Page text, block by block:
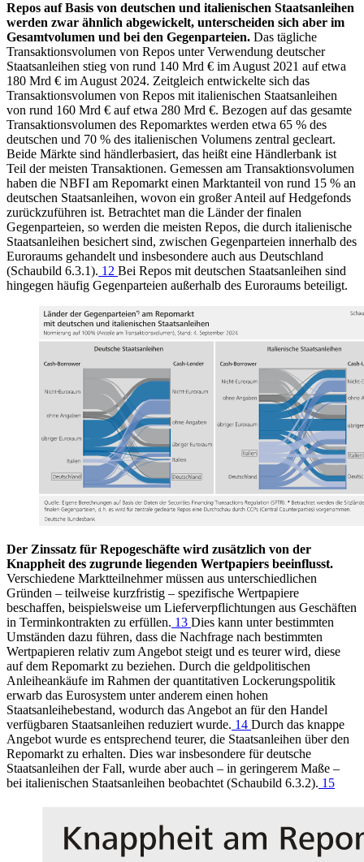
Repos auf Basis von deutschen und italienischen Staatsanleihen
werden zwar ähnlich abgewickelt, unterscheiden sich aber im
Gesamtvolumen und bei den Gegenparteien. Das tägliche
Transaktionsvolumen von Repos unter Verwendung deutscher
Staatsanleihen stieg von rund 140 Mrd € im August 2021 auf etwa
180 Mrd € im August 2024. Zeitgleich entwickelte sich das
Transaktionsvolumen von Repos mit italienischen Staatsanleihen
von rund 160 Mrd € auf etwa 280 Mrd €. Bezogen auf das gesamte
Transaktionsvolumen des Repomarktes werden etwa 65 % des
deutschen und 70 % des italienischen Volumens zentral gecleart.
Beide Märkte sind händlerbasiert, das heißt eine Händlerbank ist
Teil der meisten Transaktionen. Gemessen am Transaktionsvolumen
haben die NBFI am Repomarkt einen Marktanteil von rund 15 % an
deutschen Staatsanleihen, wovon ein großer Anteil auf Hedgefonds
zurückzuführen ist. Betrachtet man die Länder der finalen
Gegenparteien, so werden die meisten Repos, die durch italienische
Staatsanleihen besichert sind, zwischen Gegenparteien innerhalb des
Euroraums gehandelt und insbesondere auch aus Deutschland
(Schaubild 6.3.1). 12 Bei Repos mit deutschen Staatsanleihen sind
hingegen häufig Gegenparteien außerhalb des Euroraums beteiligt.
Der Zinssatz für Repogeschäfte wird zusätzlich von der
Knappheit des zugrunde liegenden Wertpapiers beeinflusst.
Verschiedene Marktteilnehmer müssen aus unterschiedlichen
Gründen – teilweise kurzfristig – spezifische Wertpapiere
beschaffen, beispielsweise um Lieferverpflichtungen aus Geschäften
in Terminkontrakten zu erfüllen. 13 Dies kann unter bestimmten
Umständen dazu führen, dass die Nachfrage nach bestimmten
Wertpapieren relativ zum Angebot steigt und es teurer wird, diese
auf dem Repomarkt zu beziehen. Durch die geldpolitischen
Anleiheankäufe im Rahmen der quantitativen Lockerungspolitik
erwarb das Eurosystem unter anderem einen hohen
Staatsanleihebestand, wodurch das Angebot an für den Handel
verfügbaren Staatsanleihen reduziert wurde. 14 Durch das knappe
Angebot wurde es entsprechend teurer, die Staatsanleihen über den
Repomarkt zu erhalten. Dies war insbesondere für deutsche
Staatsanleihen der Fall, wurde aber auch – in geringerem Maße –
bei italienischen Staatsanleihen beobachtet (Schaubild 6.3.2). 15